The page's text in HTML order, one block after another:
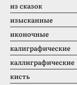
из сказок
изысканные
иконочные
калиграфические
каллиграфические
кисть